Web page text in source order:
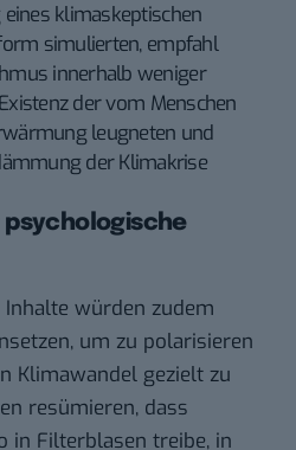
klimaskeptischen
simulierten, empfahl
innerhalb weniger
der vom Menschen
leugneten und
der Klimakrise
würden zudem
um zu polarisieren
Klimawandel gezielt zu
resümieren, dass
in Filterblasen treibe, in